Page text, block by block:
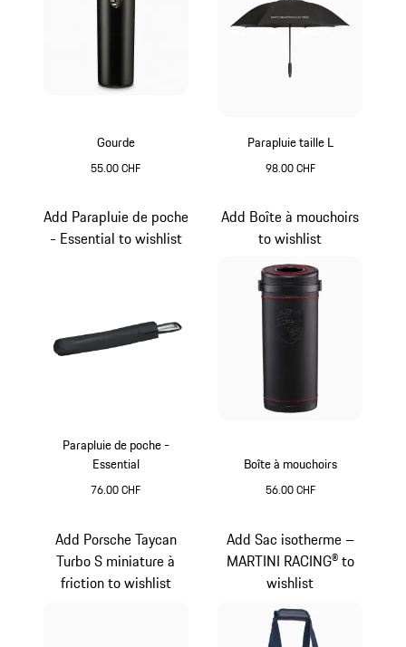
Gourde
55.00 CHF
Parapluie taille L
98.00 CHF
Parapluie de poche -
Essential
76.00 CHF
Add Parapluie de poche
- Essential to wishlist
Boîte à mouchoirs
56.00 CHF
Add Boîte à mouchoirs
to wishlist
Add Porsche Taycan
Turbo S miniature à
friction to wishlist
Add Sac isotherme –
MARTINI RACING® to
wishlist